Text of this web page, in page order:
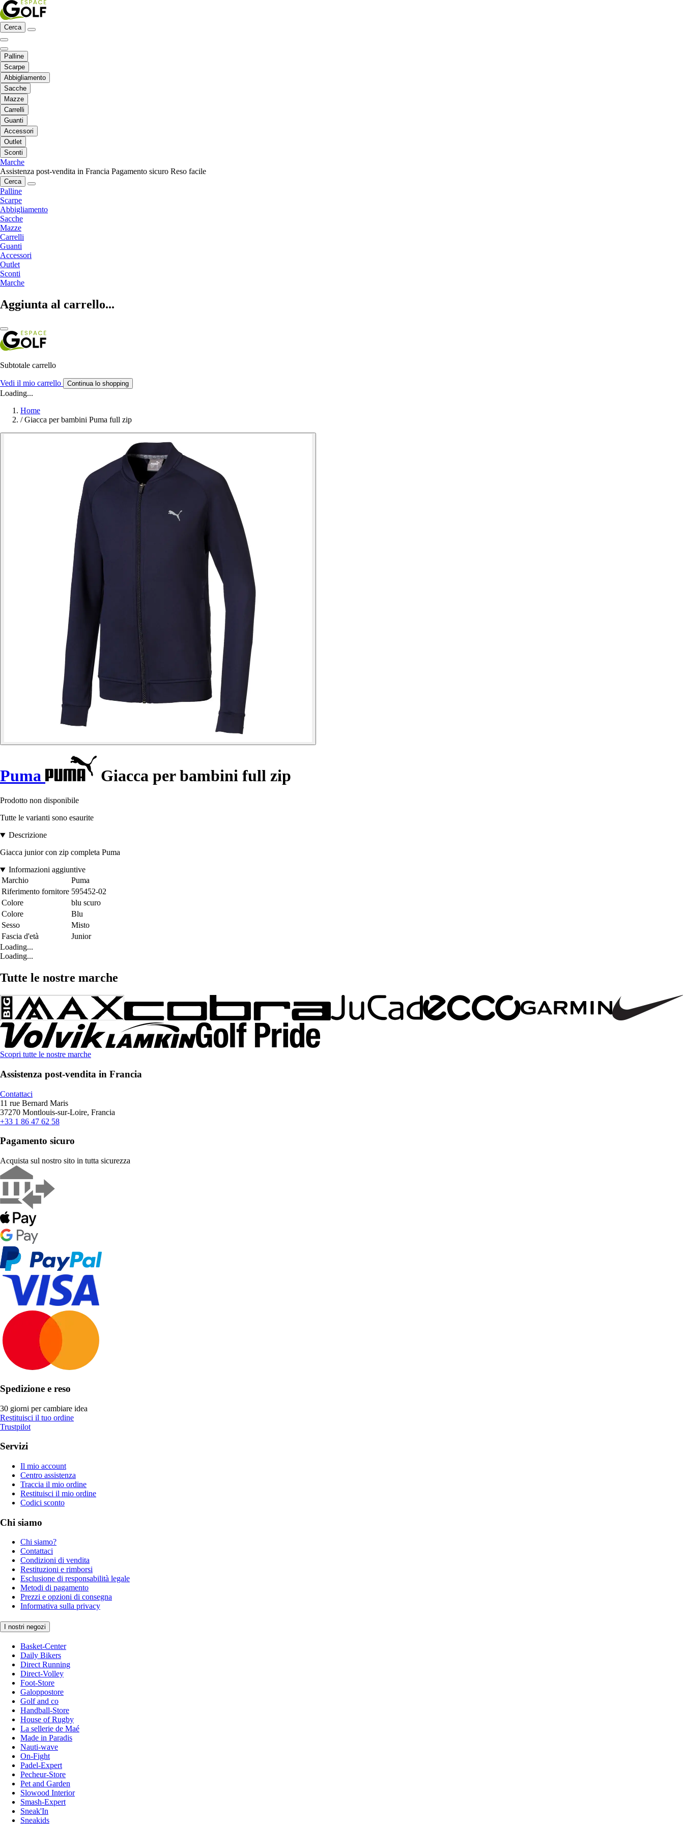
Cerca
Palline
Scarpe
Abbigliamento
Sacche
Mazze
Carrelli
Guanti
Accessori
Outlet
Sconti
Marche
Assistenza post-vendita in Francia Pagamento sicuro Reso facile
Cerca
Palline
Scarpe
Abbigliamento
Sacche
Mazze
Carrelli
Guanti
Accessori
Outlet
Sconti
Marche
Aggiunta al carrello...
Subtotale carrello
Vedi il mio carrello Continua lo shopping
Loading...
Home
/ Giacca per bambini Puma full zip
Puma Giacca per bambini full zip
Prodotto non disponibile
Tutte le varianti sono esaurite
Descrizione
Giacca junior con zip completa Puma
Informazioni aggiuntive
Marchio
Puma
Riferimento fornitore 595452-02
Colore
blu scuro
Colore
Blu
Sesso
Misto
Fascia d'età
Junior
Loading...
Loading...
Tutte le nostre marche
Scopri tutte le nostre marche
Assistenza post-vendita in Francia
Contattaci
11 rue Bernard Maris
37270 Montlouis-sur-Loire, Francia
+33 1 86 47 62 58
Pagamento sicuro
Acquista sul nostro sito in tutta sicurezza
Spedizione e reso
30 giorni per cambiare idea
Restituisci il tuo ordine
Trustpilot
Servizi
Il mio account
Centro assistenza
Traccia il mio ordine
Restituisci il mio ordine
Codici sconto
Chi siamo
Chi siamo?
Contattaci
Condizioni di vendita
Restituzioni e rimborsi
Esclusione di responsabilità legale
Metodi di pagamento
Prezzi e opzioni di consegna
Informativa sulla privacy
I nostri negozi
Basket-Center
Daily Bikers
Direct Running
Direct-Volley
Foot-Store
Galoppostore
Golf and co
Handball-Store
House of Rugby
La sellerie de Maé
Made in Paradis
Nauti-wave
On-Fight
Padel-Expert
Pecheur-Store
Pet and Garden
Slowood Interior
Smash-Expert
Sneak'In
Sneakids